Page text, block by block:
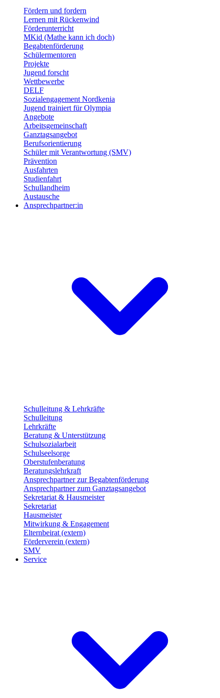
Fördern und fordern
Lernen mit Rückenwind
Förderunterricht
MKid (Mathe kann ich doch)
Begabtenförderung
Schülermentoren
Projekte
Jugend forscht
Wettbewerbe
DELF
Sozialengagement Nordkenia
Jugend trainiert für Olympia
Angebote
Arbeitsgemeinschaft
Ganztagsangebot
Berufsorientierung
Schüler mit Verantwortung (SMV)
Prävention
Ausfahrten
Studienfahrt
Schullandheim
Austausche
Ansprechpartner:in
Schulleitung & Lehrkräfte
Schulleitung
Lehrkräfte
Beratung & Unterstützung
Schulsozialarbeit
Schulseelsorge
Oberstufenberatung
Beratungslehrkraft
Ansprechpartner zur Begabtenförderung
Ansprechpartner zum Ganztagsangebot
Sekretariat & Hausmeister
Sekretariat
Hausmeister
Mitwirkung & Engagement
Elternbeirat (extern)
Förderverein (extern)
SMV
Service